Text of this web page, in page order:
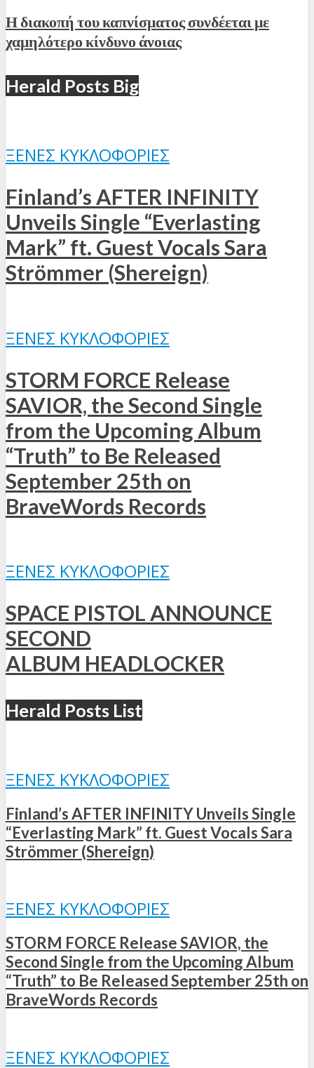
Η διακοπή του καπνίσματος συνδέεται με
χαμηλότερο κίνδυνο άνοιας
Herald Posts Big
ΞΈΝΕΣ ΚΥΚΛΟΦΟΡΊΕΣ
Finland’s AFTER INFINITY
Unveils Single “Everlasting
Mark” ft. Guest Vocals Sara
Strömmer (Shereign)
ΞΈΝΕΣ ΚΥΚΛΟΦΟΡΊΕΣ
STORM FORCE Release
SAVIOR, the Second Single
from the Upcoming Album
“Truth” to Be Released
September 25th on
BraveWords Records
ΞΈΝΕΣ ΚΥΚΛΟΦΟΡΊΕΣ
SPACE PISTOL ANNOUNCE
SECOND
ALBUM HEADLOCKER
Herald Posts List
ΞΈΝΕΣ ΚΥΚΛΟΦΟΡΊΕΣ
Finland’s AFTER INFINITY Unveils Single
“Everlasting Mark” ft. Guest Vocals Sara
Strömmer (Shereign)
ΞΈΝΕΣ ΚΥΚΛΟΦΟΡΊΕΣ
STORM FORCE Release SAVIOR, the
Second Single from the Upcoming Album
“Truth” to Be Released September 25th on
BraveWords Records
ΞΈΝΕΣ ΚΥΚΛΟΦΟΡΊΕΣ